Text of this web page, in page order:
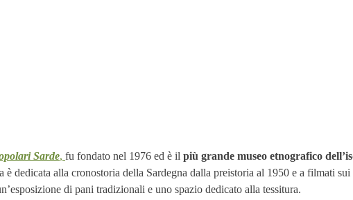
Sarde, fu fondato nel 1976 ed è il più grande museo etnografico
dedicata alla cronostoria della Sardegna dalla preistoria al 1950 e a filmati
di pani tradizionali e uno spazio dedicato alla tessitura.